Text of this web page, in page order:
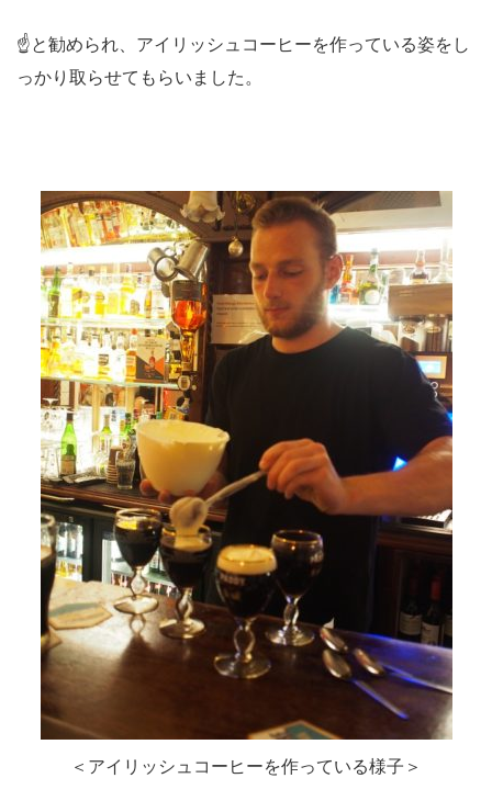
☝と勧められ、アイリッシュコーヒーを作っている姿をし
っかり取らせてもらいました。
＜アイリッシュコーヒーを作っている様子＞